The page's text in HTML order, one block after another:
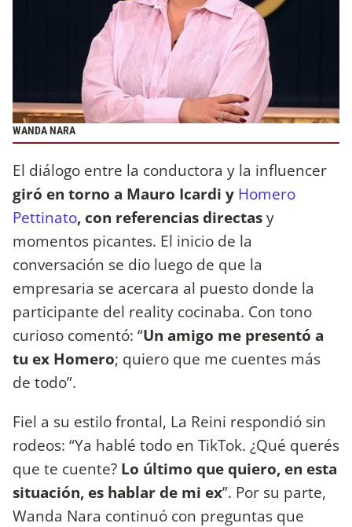
WANDA NARA
El diálogo entre la conductora y la influencer
giró en torno a Mauro Icardi y Homero
Pettinato, con referencias directasy
momentos picantes. El inicio de la
conversación se dio luego de que la
empresaria se acercara al puesto donde la
participante del reality cocinaba. Con tono
curioso comentó: “Un amigo me presentó a
tu ex Homero; quiero que me cuentes más
de todo”.
Fiel a su estilo frontal, La Reini respondió sin
rodeos: “Ya hablé todo en TikTok. ¿Qué querés
que te cuente? Lo último que quiero, en esta
situación, es hablar de mi ex”. Por su parte,
Wanda Nara continuó con preguntas que